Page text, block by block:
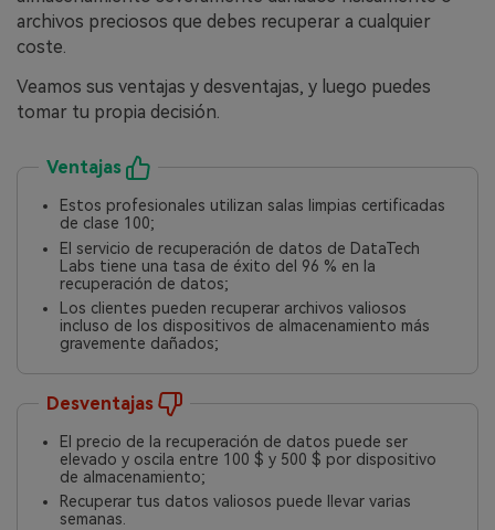
archivos preciosos que debes recuperar a cualquier
coste.
Veamos sus ventajas y desventajas, y luego puedes
tomar tu propia decisión.
Ventajas
Estos profesionales utilizan salas limpias certificadas
de clase 100;
El servicio de recuperación de datos de DataTech
Labs tiene una tasa de éxito del 96 % en la
recuperación de datos;
Los clientes pueden recuperar archivos valiosos
incluso de los dispositivos de almacenamiento más
gravemente dañados;
Desventajas
El precio de la recuperación de datos puede ser
elevado y oscila entre 100 $ y 500 $ por dispositivo
de almacenamiento;
Recuperar tus datos valiosos puede llevar varias
semanas.